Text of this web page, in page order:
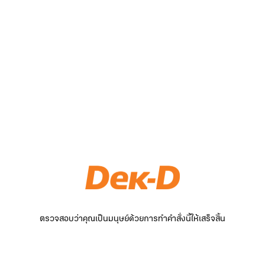
ตรวจสอบว่าคุณเป็นมนุษย์ด้วยการทำคำสั่งนี้ให้เสร็จสิ้น